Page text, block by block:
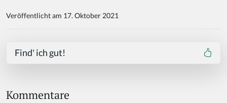
Veröffentlicht am 17. Oktober 2021
Find' ich gut!
Kommentare